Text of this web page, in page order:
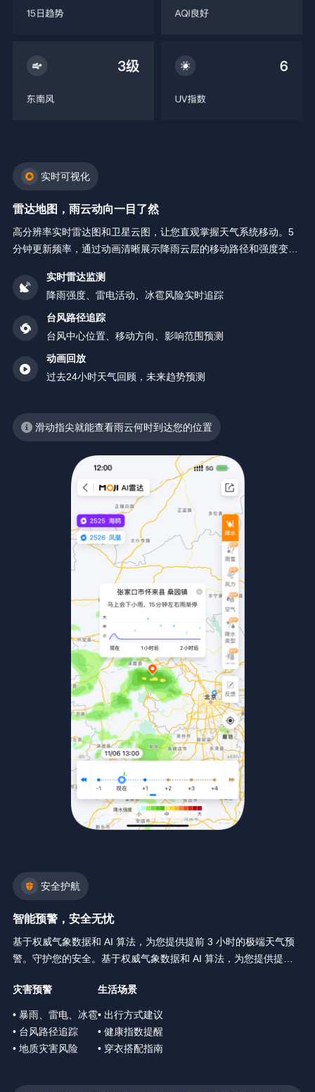
实时可视化
雷达地图，雨云动向一目了然
高分辨率实时雷达图和卫星云图，让您直观掌握天气系统移动。5
分钟更新频率，通过动画清晰展示降雨云层的移动路径和强度变
实时雷达监测
降雨强度、雷电活动、冰雹风险实时追踪
台风路径追踪
台风中心位置、移动方向、影响范围预测
动画回放
过去24小时天气回顾，未来趋势预测
滑动指尖就能查看雨云何时到达您的位置
安全护航
智能预警，安全无忧
基于权威气象数据和 AI 算法，为您提供提前 3 小时的极端天气预
警。守护您的安全。基于权威气象数据和 AI 算法，为您提供提前 3
灾害预警
• 暴雨、雷电、冰雹
• 台风路径追踪
• 地质灾害风险
生活场景
• 出行方式建议
• 健康指数提醒
• 穿衣搭配指南